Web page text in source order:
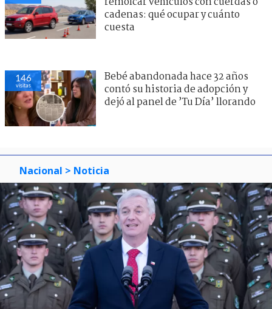
cadenas: qué ocupar y cuánto
cuesta
146
visitas
Bebé abandonada hace 32 años
contó su historia de adopción y
dejó al panel de ’Tu Día’ llorando
Nacional > Noticia